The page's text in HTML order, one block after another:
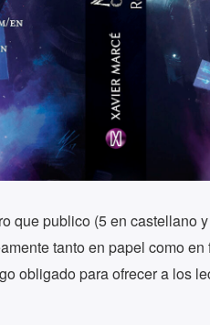
que publico (5 en castellano
tanto en papel como
obligado para ofrecer a los